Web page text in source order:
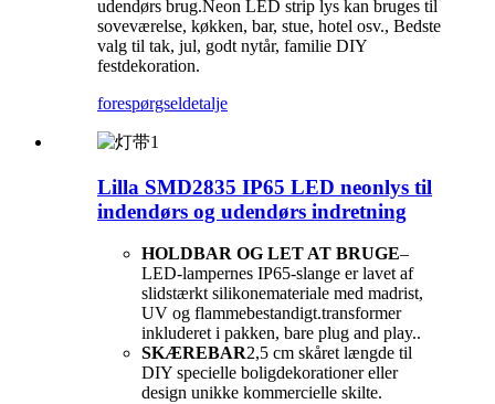
udendørs brug.Neon LED strip lys kan bruges til
soveværelse, køkken, bar, stue, hotel osv., Bedste
valg til tak, jul, godt nytår, familie DIY
festdekoration.
forespørgseldetalje
Lilla SMD2835 IP65 LED neonlys til
indendørs og udendørs indretning
HOLDBAR OG LET AT BRUGE–
LED-lampernes IP65-slange er lavet af
slidstærkt silikonemateriale med madrist,
UV og flammebestandigt.transformer
inkluderet i pakken, bare plug and play..
SKÆREBAR2,5 cm skåret længde til
DIY specielle boligdekorationer eller
design unikke kommercielle skilte.